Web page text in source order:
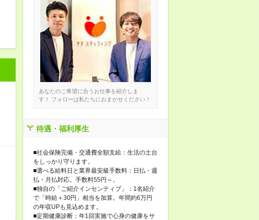
あなたのご希望に合うお仕事を紹介しま
す！ フォローは私たちにおまかせください！
待遇・福利厚生
■社会保険完備・交通費全額支給：生活の土台
をしっかり守ります。
■選べる給料日と業界最安級手数料：日払・週
払・月払対応。手数料55円～。
■独自の「ご紹介インセンティブ」：1名紹介
で「時給＋30円」相当を加算。年間約6万円
の年収UPも見込めます。
■定期健康診断：年1回実施で心身の健康をサ